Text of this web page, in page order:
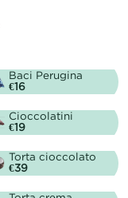
Baci Perugina
€16
Cioccolatini
€19
Torta cioccolato
€39